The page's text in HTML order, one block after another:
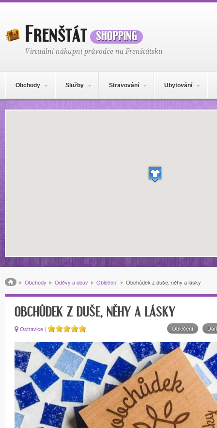
Frenštátshopping
Virtuální nákupní průvodce na Frenštátsku
Obchody Služby Stravování Ubytování
Místo
Drobečková navigace
Obchody Oděvy a obuv Oblečení Obchůdek z duše, něhy a lásky
OBCHŮDEK Z DUŠE, NĚHY A LÁSKY
Ostravice | Oblečení